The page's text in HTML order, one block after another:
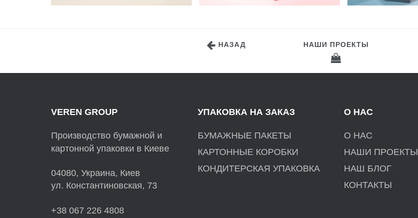
НАЗАД НАШИ ПРОЕКТЫ
VEREN GROUP
Производство бумажной и
картонной упаковки в Киеве
04080, Украина, Киев
ул. Константиновская, 73
+38 067 226 4808
УПАКОВКА НА ЗАКАЗ
БУМАЖНЫЕ ПАКЕТЫ
КАРТОННЫЕ КОРОБКИ
КОНДИТЕРСКАЯ УПАКОВКА
О НАС
О НАС
НАШИ ПРОЕКТЫ
НАШ БЛОГ
КОНТАКТЫ